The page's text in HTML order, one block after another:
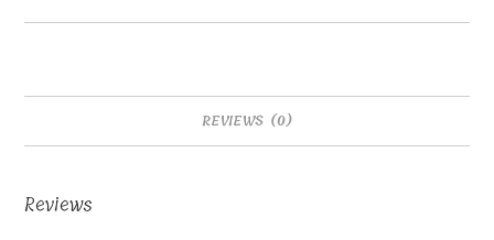
REVIEWS (0)
Reviews